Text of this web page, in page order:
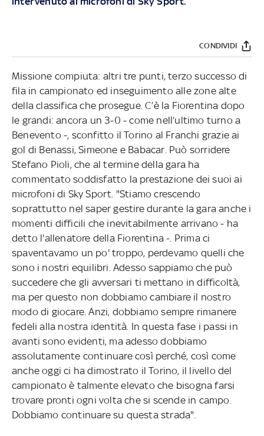
CONDIVIDI
Missione compiuta: altri tre punti, terzo successo di
fila in campionato ed inseguimento alle zone alte
della classifica che prosegue. C’è la Fiorentina dopo
le grandi: ancora un 3-0 - come nell’ultimo turno a
Benevento -, sconfitto il Torino al Franchi grazie ai
gol di Benassi, Simeone e Babacar. Può sorridere
Stefano Pioli, che al termine della gara ha
commentato soddisfatto la prestazione dei suoi ai
microfoni di Sky Sport. "Stiamo crescendo
soprattutto nel saper gestire durante la gara anche i
momenti difficili che inevitabilmente arrivano - ha
detto l'allenatore della Fiorentina -. Prima ci
spaventavamo un po' troppo, perdevamo quelli che
sono i nostri equilibri. Adesso sappiamo che può
succedere che gli avversari ti mettano in difficoltà,
ma per questo non dobbiamo cambiare il nostro
modo di giocare. Anzi, dobbiamo sempre rimanere
fedeli alla nostra identità. In questa fase i passi in
avanti sono evidenti, ma adesso dobbiamo
assolutamente continuare così perché, così come
anche oggi ci ha dimostrato il Torino, il livello del
campionato è talmente elevato che bisogna farsi
trovare pronti ogni volta che si scende in campo.
Dobbiamo continuare su questa strada".